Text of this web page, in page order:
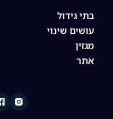
בתי גידול
עושים שינוי
מגזין
אתר